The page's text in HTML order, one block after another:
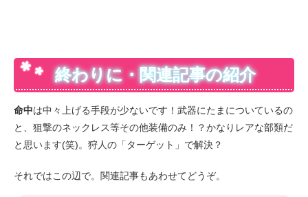
終わりに・関連記事の紹介
命中は中々上げる手段が少ないです！武器にたまについているの
と、狙撃のネックレス等その他装備のみ！？かなりレアな部類だ
と思います(笑)。狩人の「ターゲット」で解決？
それではこの辺で。関連記事もあわせてどうぞ。